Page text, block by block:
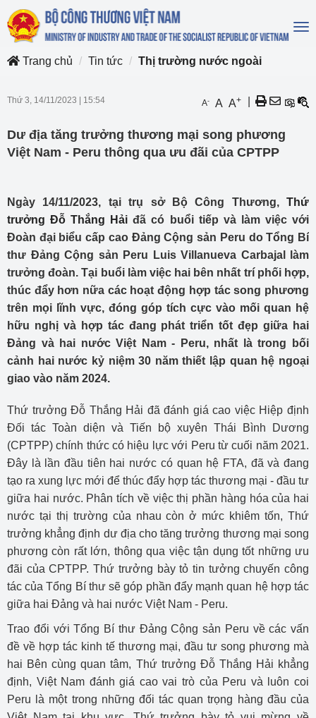
Trang chủ
Tin tức Thị trường nước ngoài
Thứ 3, 14/11/2023 15:54 A- A A+
Dư địa tăng trưởng thương mại song phương
Việt Nam - Peru thông qua ưu đãi của CPTPP
Ngày 14/11/2023, tại trụ sở Bộ Công Thương, Thứ
trưởng Đỗ Thắng Hải đã có buổi tiếp và làm việc với
Đoàn đại biểu cấp cao Đảng Cộng sản Peru do Tổng Bí
thư Đảng Cộng sản Peru Luis Villanueva Carbajal làm
trưởng đoàn. Tại buổi làm việc hai bên nhất trí phối hợp,
thúc đẩy hơn nữa các hoạt động hợp tác song phương
trên mọi lĩnh vực, đóng góp tích cực vào mối quan hệ
hữu nghị và hợp tác đang phát triển tốt đẹp giữa hai
Đảng và hai nước Việt Nam - Peru, nhất là trong bối
cảnh hai nước kỷ niệm 30 năm thiết lập quan hệ ngoại
giao vào năm 2024.
Thứ trưởng Đỗ Thắng Hải đã đánh giá cao việc Hiệp định
Đối tác Toàn diện và Tiến bộ xuyên Thái Bình Dương
(CPTPP) chính thức có hiệu lực với Peru từ cuối năm 2021.
Đây là lần đầu tiên hai nước có quan hệ FTA, đã và đang
tạo ra xung lực mới để thúc đẩy hợp tác thương mại - đầu tư
giữa hai nước. Phân tích về việc thị phần hàng hóa của hai
nước tại thị trường của nhau còn ở mức khiêm tốn, Thứ
trưởng khẳng định dư địa cho tăng trưởng thương mại song
phương còn rất lớn, thông qua việc tận dụng tốt những ưu
đãi của CPTPP. Thứ trưởng bày tỏ tin tưởng chuyến công
tác của Tổng Bí thư sẽ góp phần đẩy mạnh quan hệ hợp tác
giữa hai Đảng và hai nước Việt Nam - Peru.
Trao đổi với Tổng Bí thư Đảng Cộng sản Peru về các vấn
đề về hợp tác kinh tế thương mại, đầu tư song phương mà
hai Bên cùng quan tâm, Thứ trưởng Đỗ Thắng Hải khẳng
định, Việt Nam đánh giá cao vai trò của Peru và luôn coi
Peru là một trong những đối tác quan trọng hàng đầu của